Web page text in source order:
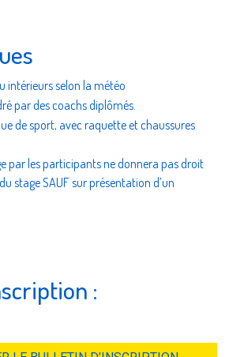
intérieurs selon la météo
par des coachs diplômés.
de sport, avec raquette et chaussures
par les participants ne donnera pas droit
stage SAUF sur présentation d’un
: